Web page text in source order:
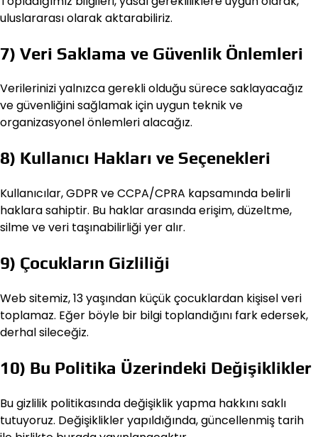
uluslararası olarak aktarabiliriz.
7) Veri Saklama ve Güvenlik Önlemleri
Verilerinizi yalnızca gerekli olduğu sürece saklayacağız
ve güvenliğini sağlamak için uygun teknik ve
organizasyonel önlemleri alacağız.
8) Kullanıcı Hakları ve Seçenekleri
Kullanıcılar, GDPR ve CCPA/CPRA kapsamında belirli
haklara sahiptir. Bu haklar arasında erişim, düzeltme,
silme ve veri taşınabilirliği yer alır.
9) Çocukların Gizliliği
Web sitemiz, 13 yaşından küçük çocuklardan kişisel veri
toplamaz. Eğer böyle bir bilgi toplandığını fark edersek,
derhal sileceğiz.
10) Bu Politika Üzerindeki Değişiklikler
Bu gizlilik politikasında değişiklik yapma hakkını saklı
tutuyoruz. Değişiklikler yapıldığında, güncellenmiş tarih